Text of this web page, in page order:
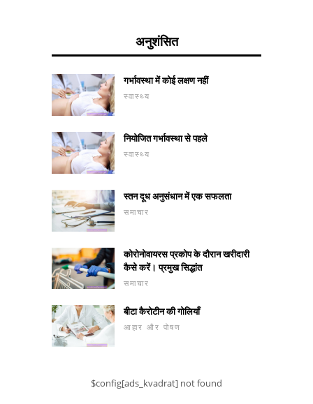
अनुशंसित
गर्भावस्था में कोई लक्षण नहीं
स्वास्थ्य
नियोजित गर्भावस्था से पहले
स्वास्थ्य
स्तन दूध अनुसंधान में एक सफलता
समाचार
कोरोनोवायरस प्रकोप के दौरान खरीदारी
कैसे करें। प्रमुख सिद्धांत
समाचार
बीटा कैरोटीन की गोलियाँ
आहार और पोषण
$config[ads_kvadrat] not found